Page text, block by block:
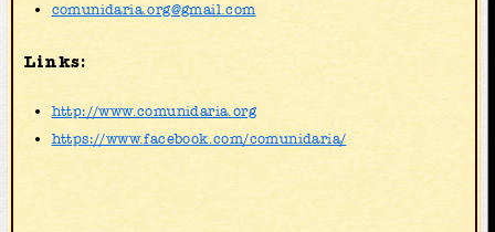
comunidaria.org@gmail.com
Links:
http://www.comunidaria.org
https://www.facebook.com/comunidaria/